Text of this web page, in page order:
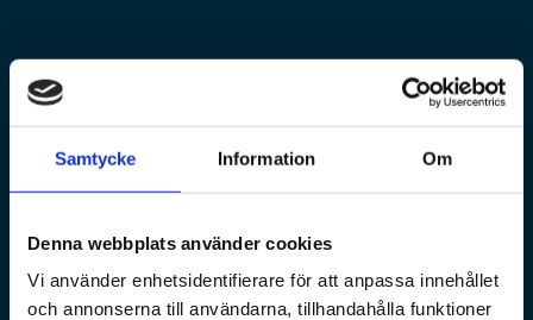
Samtycke Information Om
Denna webbplats använder cookies
Vi använder enhetsidentifierare för att anpassa innehållet
och annonserna till användarna, tillhandahålla funktioner